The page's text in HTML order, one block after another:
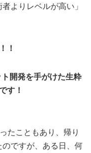
よりレベルが高い」
！
開発を手がけた生粋
す！
たこともあり、帰り
ですが、ある日、何